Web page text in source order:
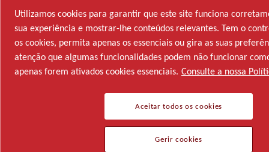
Utilizamos cookies para garantir que este site funciona
sua experiência e mostrar-lhe conteúdos relevantes. Tem o
os cookies, permita apenas os essenciais ou gira as suas
atenção que algumas funcionalidades podem não funcionar
apenas forem ativados cookies essenciais. Consulte a nossa
Aceitar todos os cookies
Gerir cookies